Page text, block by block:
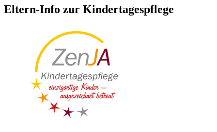
Eltern-Info zur Kindertagespflege